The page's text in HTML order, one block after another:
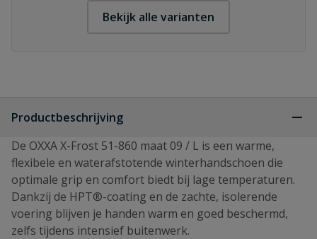
Bekijk alle varianten
Productbeschrijving
De OXXA X-Frost 51-860 maat 09 / L is een warme,
flexibele en waterafstotende winterhandschoen die
optimale grip en comfort biedt bij lage temperaturen.
Dankzij de HPT®-coating en de zachte, isolerende
voering blijven je handen warm en goed beschermd,
zelfs tijdens intensief buitenwerk.